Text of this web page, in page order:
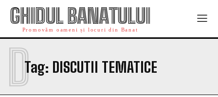
GHIDUL BANATULUI
Promovăm oameni și locuri din Banat
Tag: DISCUTII TEMATICE
D